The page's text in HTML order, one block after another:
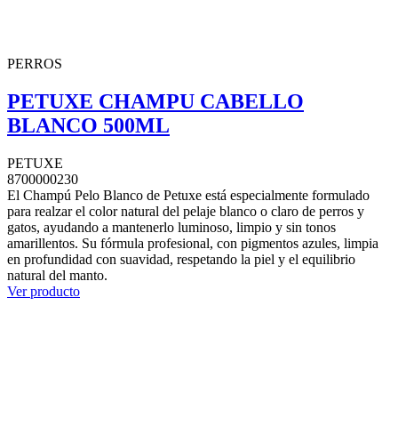
PERROS
PETUXE CHAMPU CABELLO
BLANCO 500ML
PETUXE
8700000230
El Champú Pelo Blanco de Petuxe está especialmente formulado
para realzar el color natural del pelaje blanco o claro de perros y
gatos, ayudando a mantenerlo luminoso, limpio y sin tonos
amarillentos. Su fórmula profesional, con pigmentos azules, limpia
en profundidad con suavidad, respetando la piel y el equilibrio
natural del manto.
Ver producto